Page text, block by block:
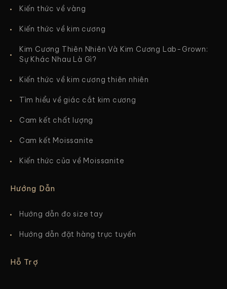
Kiến thức về vàng
Kiến thức về kim cương
Kim Cương Thiên Nhiên Và Kim Cương Lab-Grown:
Sự Khác Nhau Là Gì?
Kiến thức về kim cương thiên nhiên
Tìm hiểu về giác cắt kim cương
Cam kết chất lượng
Cam kết Moissanite
Kiến thức của về Moissanite
Hướng Dẫn
Hướng dẫn đo size tay
Hướng dẫn đặt hàng trực tuyến
Hỗ Trợ